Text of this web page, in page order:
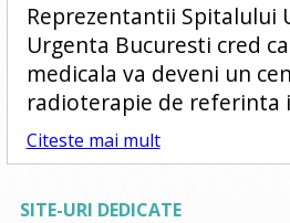
Reprezentantii Spitalului
Urgenta Bucuresti cred
medicala va deveni un
radioterapie de referinta
Citeste mai mult
SITE-URI DEDICATE